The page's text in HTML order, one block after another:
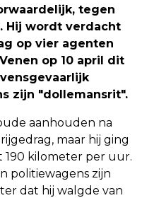
tegen
Hij wordt verdacht
op vier agenten
op 10 april dit
zijn "dollemansrit".
aanhouden na
maar hij ging
kilometer per uur.
politiewagens zijn
dat hij walgde van